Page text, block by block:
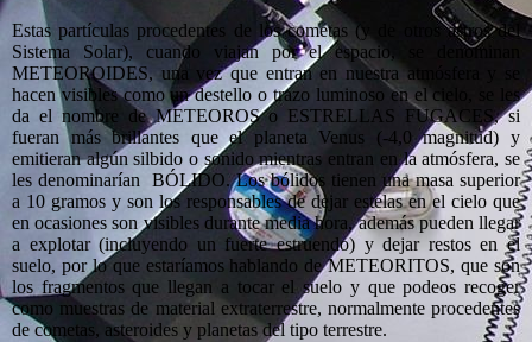
Estas partículas procedentes de los cometas (y de otros astros del
Sistema Solar), cuando viajan por el espacio, se denominan
METEOROIDES, una vez que entran en nuestra atmósfera y se
hacen visibles como un destello o trazo luminoso en el cielo, se les
da el nombre de METEOROS o ESTRELLAS FUGACES, si
fueran más brillantes que el planeta Venus (-4,0 magnitud) y
emitieran algún silbido o sonido mientras entran en la atmósfera, se
les denominarían BÓLIDO. Los bólidos tienen una masa superior
a 10 gramos y son los responsables de dejar estelas en el cielo que
en ocasiones son visibles durante media hora, además pueden llegar
a explotar (incluyendo un fuerte estruendo) y dejar restos en el
suelo, por lo que estaríamos hablando de METEORITOS, que son
los fragmentos que llegan a tocar el suelo y que podeos recoger
como muestras de material extraterrestre, normalmente procedentes
de cometas, asteroides y planetas del tipo terrestre.